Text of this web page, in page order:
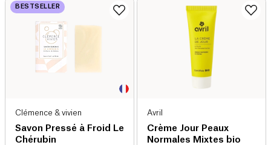
BESTSELLER
Clémence & vivien
Savon Pressé à Froid Le
Chérubin
Avril
Crème Jour Peaux
Normales Mixtes bio